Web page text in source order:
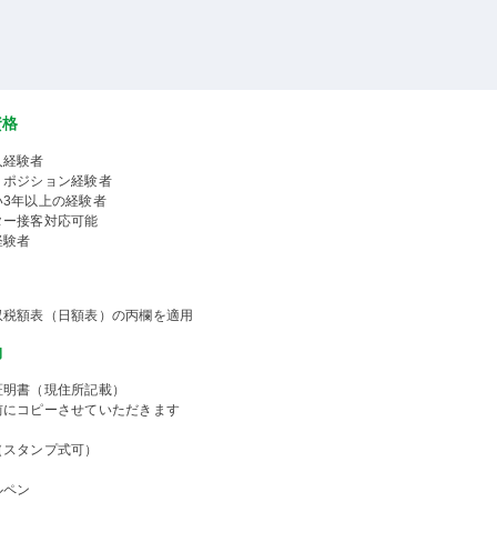
験者
ジション経験者
3年以上の経験者
ー接客対応可能
験者
額表（日額表）の丙欄を適用
明書（現住所記載）
コピーさせていただきます
スタンプ式可）
ペン